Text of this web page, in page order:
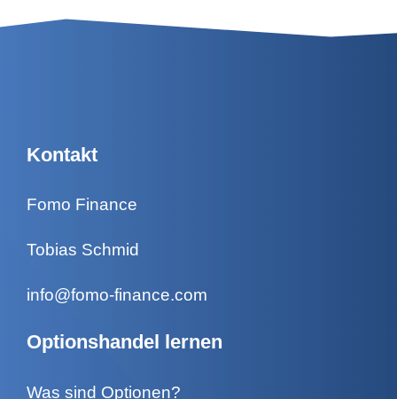
Kontakt
Fomo Finance
Tobias Schmid
info@fomo-finance.com
Optionshandel lernen
Was sind Optionen?